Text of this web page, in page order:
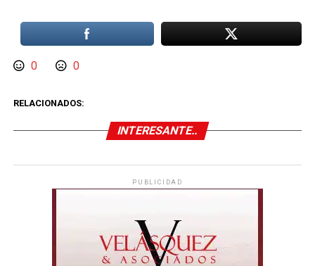
0 0
RELACIONADOS:
INTERESANTE..
PUBLICIDAD